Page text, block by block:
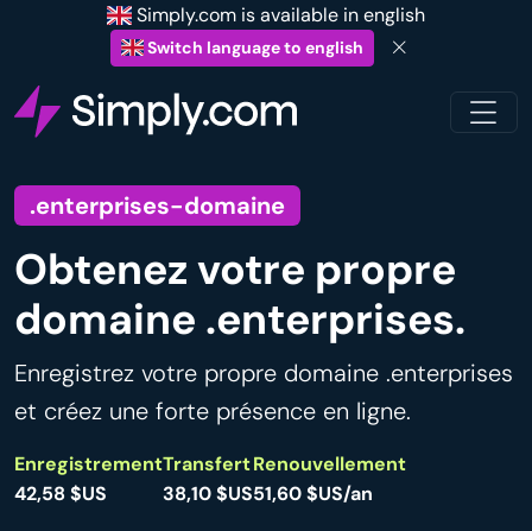
Simply.com is available in english
Switch language to english
.enterprises-domaine
Obtenez votre propre
domaine .enterprises.
Enregistrez votre propre domaine .enterprises
et créez une forte présence en ligne.
Enregistrement
42,58 $US
Transfert
38,10 $US
Renouvellement
51,60 $US/an